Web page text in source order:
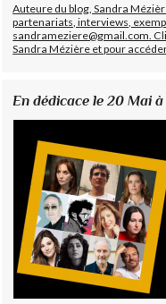
Auteure du blog, Sandra
partenariats, interviews,
sandrameziere@gmail.com.
Sandra Mézière et pour
En dédicace le 20 Mai à